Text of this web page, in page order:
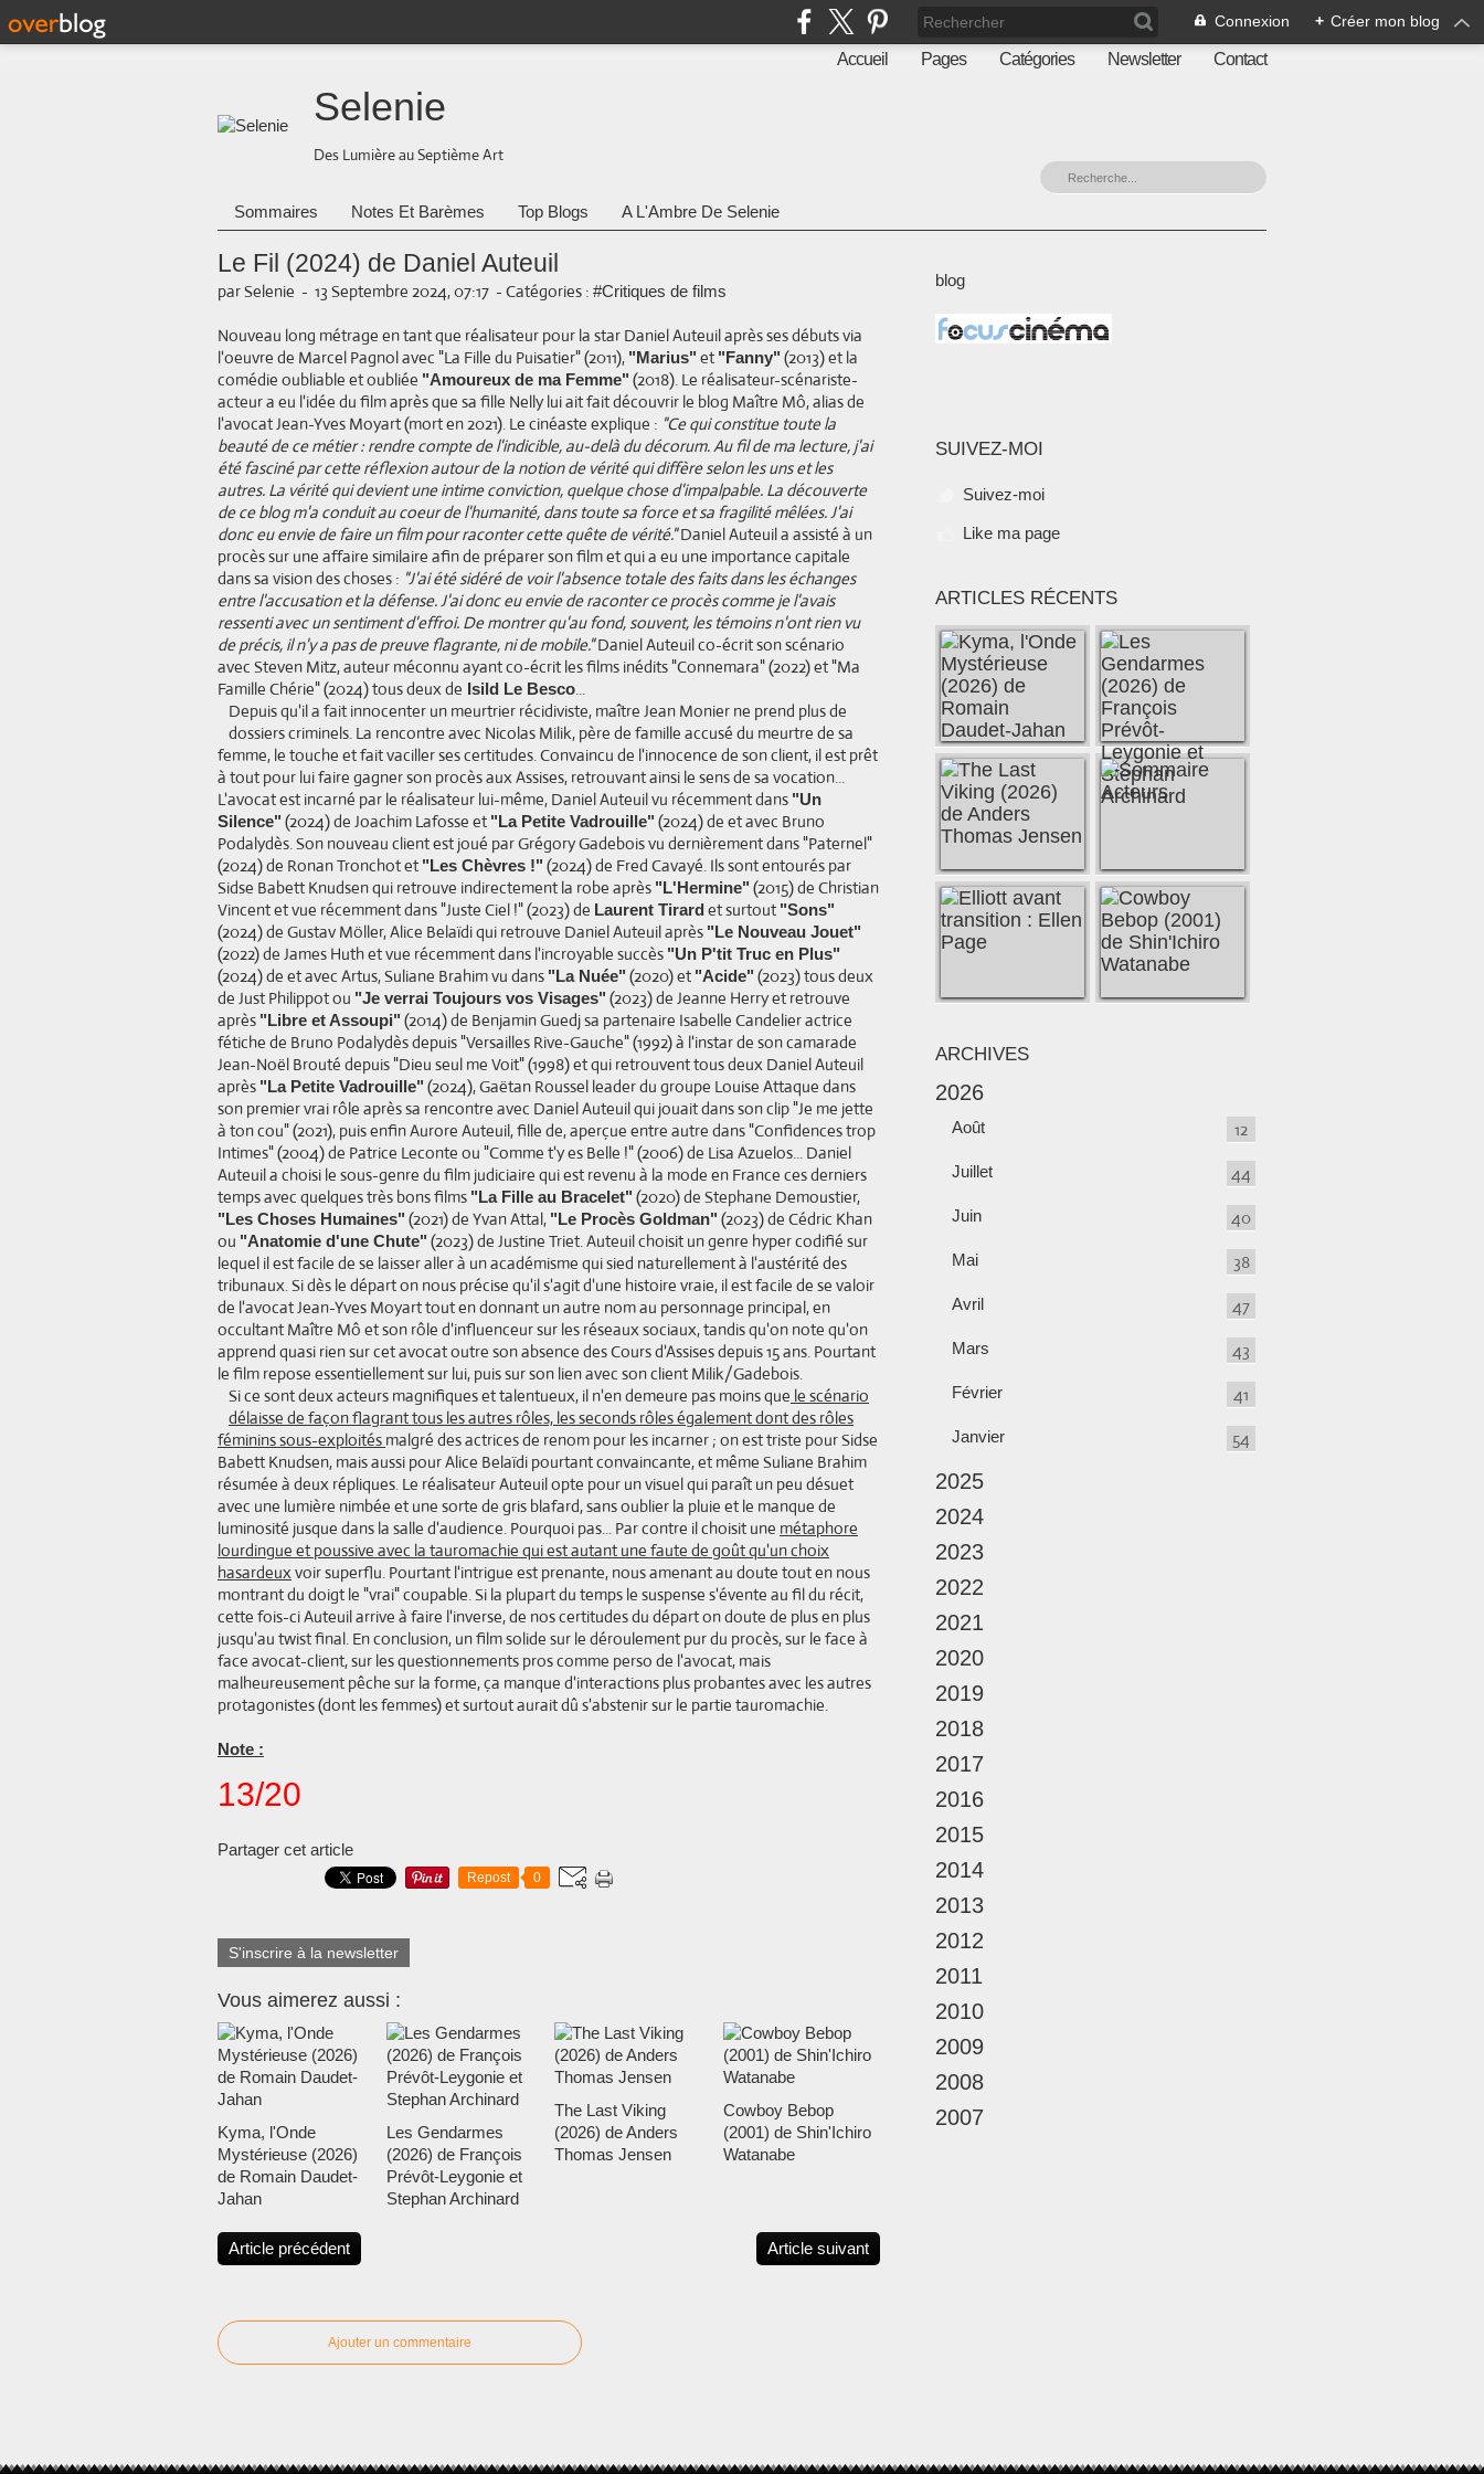
Connexion + Créer mon blog
Accueil Pages Catégories Newsletter Contact
Selenie
Des Lumière au Septième Art
Sommaires Notes Et Barèmes Top Blogs A L'Ambre De Selenie
Le Fil (2024) de Daniel Auteuil
par Selenie - 13 Septembre 2024, 07:17 - Catégories : #Critiques de films
Nouveau long métrage en tant que réalisateur pour la star Daniel Auteuil après ses débuts via
l'oeuvre de Marcel Pagnol avec "La Fille du Puisatier" (2011), "Marius" et "Fanny" (2013) et la
comédie oubliable et oubliée "Amoureux de ma Femme" (2018). Le réalisateur-scénariste-
acteur a eu l'idée du film après que sa fille Nelly lui ait fait découvrir le blog Maître Mô, alias de
l'avocat Jean-Yves Moyart (mort en 2021). Le cinéaste explique : "Ce qui constitue toute la
beauté de ce métier : rendre compte de l'indicible, au-delà du décorum. Au fil de ma lecture, j'ai
été fasciné par cette réflexion autour de la notion de vérité qui diffère selon les uns et les
autres. La vérité qui devient une intime conviction, quelque chose d'impalpable. La découverte
de ce blog m'a conduit au coeur de l'humanité, dans toute sa force et sa fragilité mêlées. J'ai
donc eu envie de faire un film pour raconter cette quête de vérité."Daniel Auteuil a assisté à un
procès sur une affaire similaire afin de préparer son film et qui a eu une importance capitale
dans sa vision des choses : "J'ai été sidéré de voir l'absence totale des faits dans les échanges
entre l'accusation et la défense. J'ai donc eu envie de raconter ce procès comme je l'avais
ressenti avec un sentiment d'effroi. De montrer qu'au fond, souvent, les témoins n'ont rien vu
de précis, il n'y a pas de preuve flagrante, ni de mobile."Daniel Auteuil co-écrit son scénario
avec Steven Mitz, auteur méconnu ayant co-écrit les films inédits "Connemara" (2022) et "Ma
Famille Chérie" (2024) tous deux de Isild Le Besco...
Depuis qu'il a fait innocenter un meurtrier récidiviste, maître Jean Monier ne prend plus de
dossiers criminels. La rencontre avec Nicolas Milik, père de famille accusé du meurtre de sa
femme, le touche et fait vaciller ses certitudes. Convaincu de l'innocence de son client, il est prêt
à tout pour lui faire gagner son procès aux Assises, retrouvant ainsi le sens de sa vocation...
L'avocat est incarné par le réalisateur lui-même, Daniel Auteuil vu récemment dans "Un
Silence" (2024) de Joachim Lafosse et "La Petite Vadrouille" (2024) de et avec Bruno
Podalydès. Son nouveau client est joué par Grégory Gadebois vu dernièrement dans "Paternel"
(2024) de Ronan Tronchot et "Les Chèvres !" (2024) de Fred Cavayé. Ils sont entourés par
Sidse Babett Knudsen qui retrouve indirectement la robe après "L'Hermine" (2015) de Christian
Vincent et vue récemment dans "Juste Ciel !" (2023) de Laurent Tirard et surtout "Sons"
(2024) de Gustav Möller, Alice Belaïdi qui retrouve Daniel Auteuil après "Le Nouveau Jouet"
(2022) de James Huth et vue récemment dans l'incroyable succès "Un P'tit Truc en Plus"
(2024) de et avec Artus, Suliane Brahim vu dans "La Nuée" (2020) et "Acide" (2023) tous deux
de Just Philippot ou "Je verrai Toujours vos Visages" (2023) de Jeanne Herry et retrouve
après "Libre et Assoupi" (2014) de Benjamin Guedj sa partenaire Isabelle Candelier actrice
fétiche de Bruno Podalydès depuis "Versailles Rive-Gauche" (1992) à l'instar de son camarade
Jean-Noël Brouté depuis "Dieu seul me Voit" (1998) et qui retrouvent tous deux Daniel Auteuil
après "La Petite Vadrouille" (2024), Gaëtan Roussel leader du groupe Louise Attaque dans
son premier vrai rôle après sa rencontre avec Daniel Auteuil qui jouait dans son clip "Je me jette
à ton cou" (2021), puis enfin Aurore Auteuil, fille de, aperçue entre autre dans "Confidences trop
Intimes" (2004) de Patrice Leconte ou "Comme t'y es Belle !" (2006) de Lisa Azuelos... Daniel
Auteuil a choisi le sous-genre du film judiciaire qui est revenu à la mode en France ces derniers
temps avec quelques très bons films "La Fille au Bracelet" (2020) de Stephane Demoustier,
"Les Choses Humaines" (2021) de Yvan Attal, "Le Procès Goldman" (2023) de Cédric Khan
ou "Anatomie d'une Chute" (2023) de Justine Triet. Auteuil choisit un genre hyper codifié sur
lequel il est facile de se laisser aller à un académisme qui sied naturellement à l'austérité des
tribunaux. Si dès le départ on nous précise qu'il s'agit d'une histoire vraie, il est facile de se valoir
de l'avocat Jean-Yves Moyart tout en donnant un autre nom au personnage principal, en
occultant Maître Mô et son rôle d'influenceur sur les réseaux sociaux, tandis qu'on note qu'on
apprend quasi rien sur cet avocat outre son absence des Cours d'Assises depuis 15 ans. Pourtant
le film repose essentiellement sur lui, puis sur son lien avec son client Milik/Gadebois.
Si ce sont deux acteurs magnifiques et talentueux, il n'en demeure pas moins que le scénario
délaisse de façon flagrant tous les autres rôles, les seconds rôles également dont des rôles
féminins sous-exploités malgré des actrices de renom pour les incarner ; on est triste pour Sidse
Babett Knudsen, mais aussi pour Alice Belaïdi pourtant convaincante, et même Suliane Brahim
résumée à deux répliques. Le réalisateur Auteuil opte pour un visuel qui paraît un peu désuet
avec une lumière nimbée et une sorte de gris blafard, sans oublier la pluie et le manque de
luminosité jusque dans la salle d'audience. Pourquoi pas... Par contre il choisit une métaphore
lourdingue et poussive avec la tauromachie qui est autant une faute de goût qu'un choix
hasardeuxvoir superflu. Pourtant l'intrigue est prenante, nous amenant au doute tout en nous
montrant du doigt le "vrai" coupable. Si la plupart du temps le suspense s'évente au fil du récit,
cette fois-ci Auteuil arrive à faire l'inverse, de nos certitudes du départ on doute de plus en plus
jusqu'au twist final. En conclusion, un film solide sur le déroulement pur du procès, sur le face à
face avocat-client, sur les questionnements pros comme perso de l'avocat, mais
malheureusement pêche sur la forme, ça manque d'interactions plus probantes avec les autres
protagonistes (dont les femmes) et surtout aurait dû s'abstenir sur le partie tauromachie.
Note :
13/20
Partager cet article
Repost 0
S'inscrire à la newsletter
Vous aimerez aussi :
Kyma, l'Onde
Mystérieuse (2026)
de Romain Daudet-
Jahan
Les Gendarmes
(2026) de François
Prévôt-Leygonie et
Stephan Archinard
The Last Viking
(2026) de Anders
Thomas Jensen
Cowboy Bebop
(2001) de Shin'Ichiro
Watanabe
Article précédent Article suivant
Ajouter un commentaire
blog
SUIVEZ-MOI
Suivez-moi
Like ma page
ARTICLES RÉCENTS
ARCHIVES
2026
Août 12
Juillet 44
Juin 40
Mai 38
Avril 47
Mars 43
Février 41
Janvier 54
2025
2024
2023
2022
2021
2020
2019
2018
2017
2016
2015
2014
2013
2012
2011
2010
2009
2008
2007